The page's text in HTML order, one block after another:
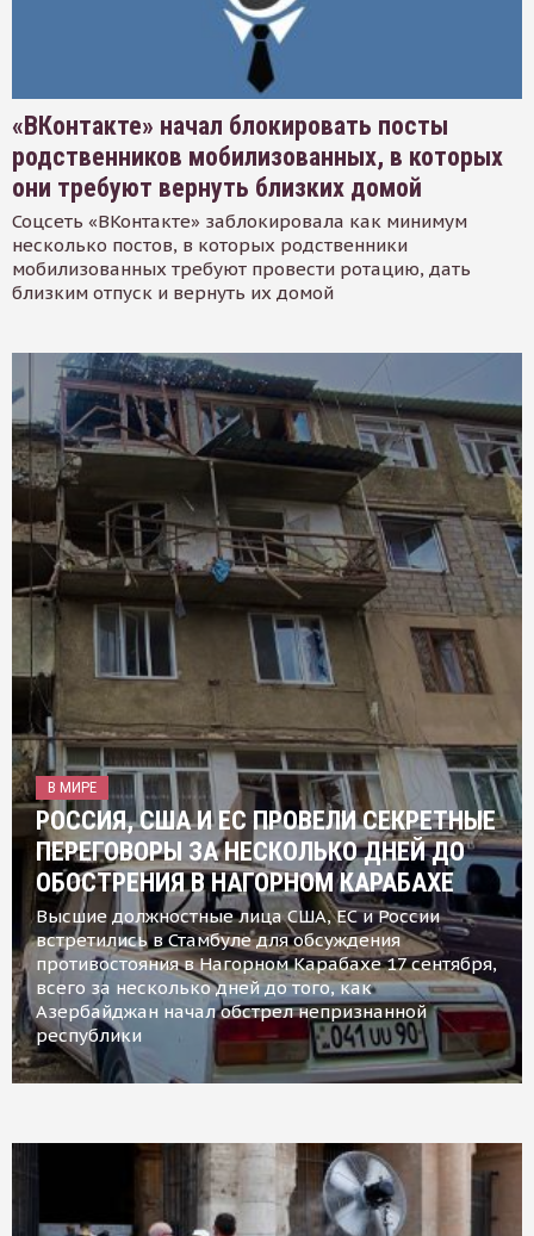
«ВКонтакте» начал блокировать посты
родственников мобилизованных, в которых
они требуют вернуть близких домой
Соцсеть «ВКонтакте» заблокировала как минимум
несколько постов, в которых родственники
мобилизованных требуют провести ротацию, дать
близким отпуск и вернуть их домой
В МИРЕ
РОССИЯ, США И ЕС ПРОВЕЛИ СЕКРЕТНЫЕ
ПЕРЕГОВОРЫ ЗА НЕСКОЛЬКО ДНЕЙ ДО
ОБОСТРЕНИЯ В НАГОРНОМ КАРАБАХЕ
Высшие должностные лица США, ЕС и России
встретились в Стамбуле для обсуждения
противостояния в Нагорном Карабахе 17 сентября,
всего за несколько дней до того, как
Азербайджан начал обстрел непризнанной
республики